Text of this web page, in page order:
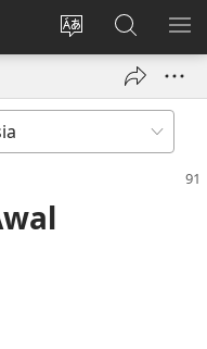
Ganti
bahasa
Log
window
Cari
di
JW.ORG